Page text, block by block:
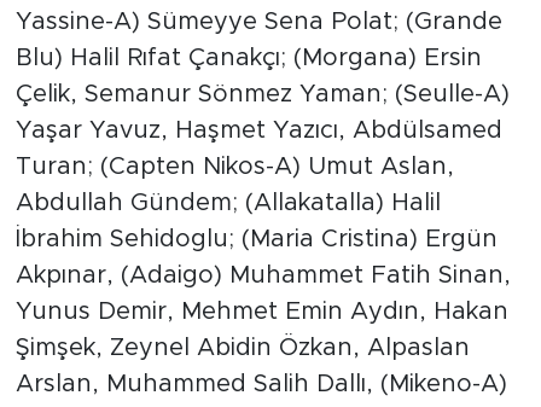
Yassine-A) Sümeyye Sena Polat; (Grande
Blu) Halil Rıfat Çanakçı; (Morgana) Ersin
Çelik, Semanur Sönmez Yaman; (Seulle-A)
Yaşar Yavuz, Haşmet Yazıcı, Abdülsamed
Turan; (Capten Nikos-A) Umut Aslan,
Abdullah Gündem; (Allakatalla) Halil
İbrahim Sehidoglu; (Maria Cristina) Ergün
Akpınar, (Adaigo) Muhammet Fatih Sinan,
Yunus Demir, Mehmet Emin Aydın, Hakan
Şimşek, Zeynel Abidin Özkan, Alpaslan
Arslan, Muhammed Salih Dallı, (Mikeno-A)